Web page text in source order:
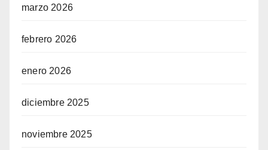
marzo 2026
febrero 2026
enero 2026
diciembre 2025
noviembre 2025